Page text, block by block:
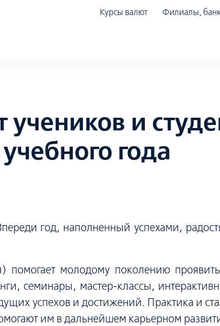
Курсы валют Филиалы,
и
года
год, наполненный успехами,
молодому поколению
семинары, мастер-классы,
успехов и достижений. Практика и
им в дальнейшем карьерном